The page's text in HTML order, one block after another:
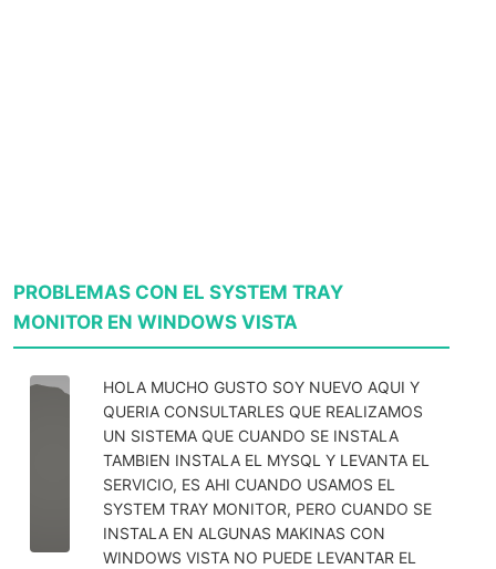
PROBLEMAS CON EL SYSTEM TRAY
MONITOR EN WINDOWS VISTA
HOLA MUCHO GUSTO SOY NUEVO AQUI Y
QUERIA CONSULTARLES QUE REALIZAMOS
UN SISTEMA QUE CUANDO SE INSTALA
TAMBIEN INSTALA EL MYSQL Y LEVANTA EL
SERVICIO, ES AHI CUANDO USAMOS EL
SYSTEM TRAY MONITOR, PERO CUANDO SE
INSTALA EN ALGUNAS MAKINAS CON
WINDOWS VISTA NO PUEDE LEVANTAR EL